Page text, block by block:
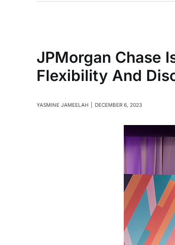
JPMorgan Chase
Flexibility And
YASMINE JAMEELAH DECEMBER 6, 2023